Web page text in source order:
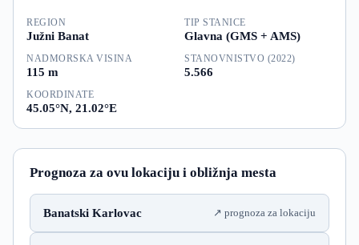
REGION
Južni Banat
TIP STANICE
Glavna (GMS + AMS)
NADMORSKA VISINA
115 m
STANOVNISTVO (2022)
5.566
KOORDINATE
45.05°N, 21.02°E
Prognoza za ovu lokaciju i obližnja mesta
Banatski Karlovac prognoza za lokaciju